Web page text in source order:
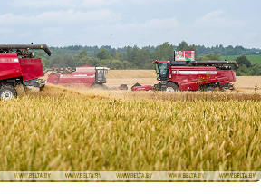
Официальный канал КГБ
Связаться можно через